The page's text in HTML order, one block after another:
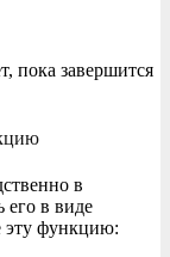
пока завершится
в
в виде
эту функцию: